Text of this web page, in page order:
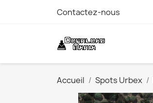
Contactez-nous
Accueil Spots Urbex